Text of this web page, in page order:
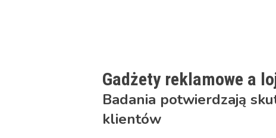
Gadżety reklamowe a
Badania potwierdzają
klientów